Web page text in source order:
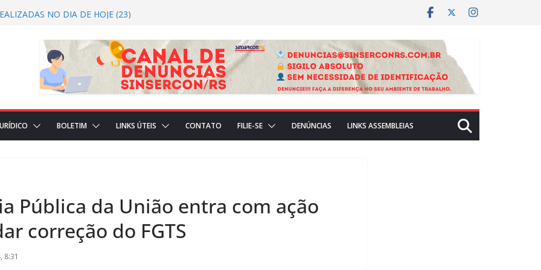
2026/2027 CRTRS Técnicos Industriais
NO DIA DE HOJE (23)
BOLETIM LINKS ÚTEIS CONTATO FILIE-SE DENÚNCIAS LINKS ASSEMBLEIAS
Pública da União entra com ação
correção do FGTS
8:31